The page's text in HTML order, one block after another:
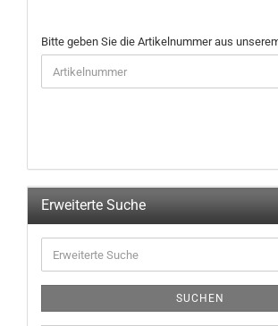
BITTE
GEBEN
SIE
DIE
EIN.
Bitte geben Sie die Artikelnummer aus
Erweiterte Suche
Suche
SUCHEN